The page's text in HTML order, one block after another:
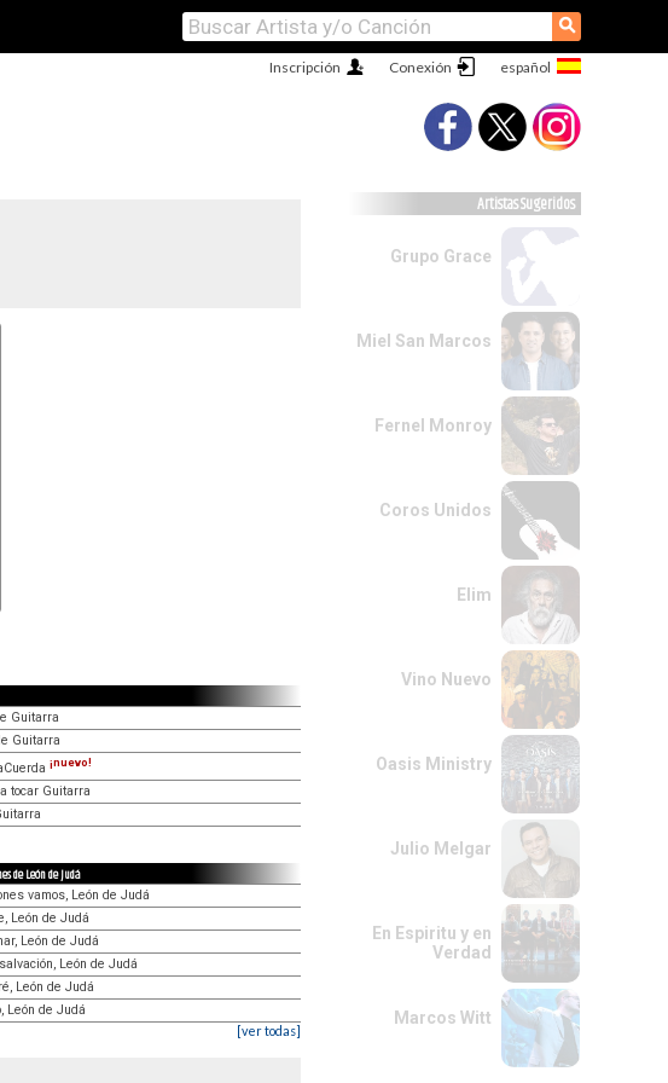
⚲
Conexión
Inscripción
Guitarra
Guitarra
¡nuevo!
tocar Guitarra
de León de Judá
vamos, León de Judá
León de Judá
León de Judá
León de Judá
León de Judá
León de Judá
[ver todas]
Artistas Sugeridos
Grupo Grace
Miel San Marcos
Fernel Monroy
Coros Unidos
Elim
Vino Nuevo
Oasis Ministry
Julio Melgar
En Espiritu y en
Verdad
Marcos Witt